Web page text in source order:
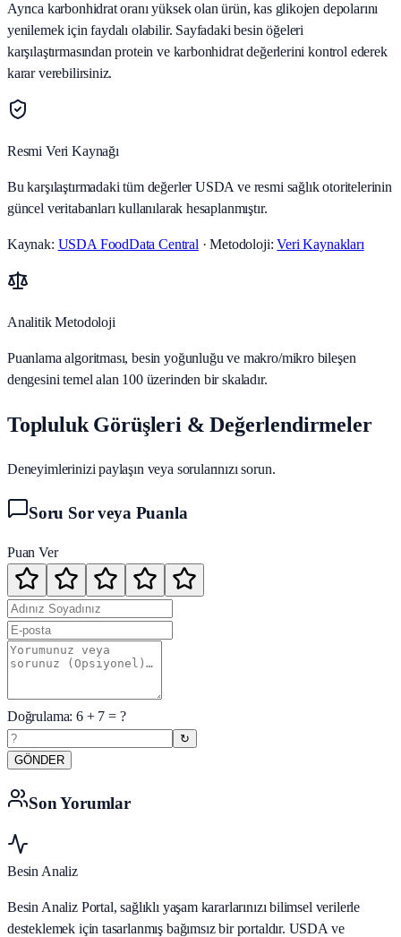
Ayrıca karbonhidrat oranı yüksek olan ürün, kas glikojen depolarını
yenilemek için faydalı olabilir. Sayfadaki besin öğeleri
karşılaştırmasından protein ve karbonhidrat değerlerini kontrol ederek
karar verebilirsiniz.
Resmi Veri Kaynağı
Bu karşılaştırmadaki tüm değerler USDA ve resmi sağlık otoritelerinin
güncel veritabanları kullanılarak hesaplanmıştır.
Kaynak: USDA FoodData Central · Metodoloji:Veri Kaynakları
Analitik Metodoloji
Puanlama algoritması, besin yoğunluğu ve makro/mikro bileşen
dengesini temel alan 100 üzerinden bir skaladır.
Topluluk Görüşleri & Değerlendirmeler
Deneyimlerinizi paylaşın veya sorularınızı sorun.
Soru Sor veya Puanla
Puan Ver
Doğrulama:6+ 7 = ?
↻
GÖNDER
Son Yorumlar
Besin Analiz
Besin Analiz Portal, sağlıklı yaşam kararlarınızı bilimsel verilerle
desteklemek için tasarlanmış bağımsız bir portaldır. USDA ve